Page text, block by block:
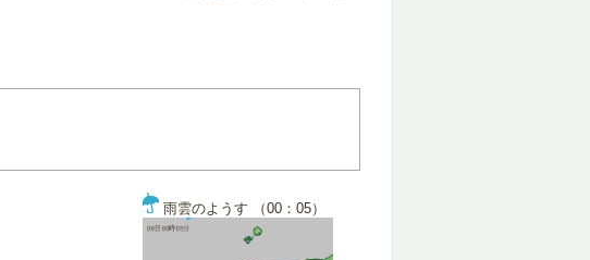
雨雲のようす （00：05）